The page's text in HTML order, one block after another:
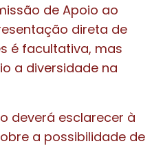
de Apoio ao
direta de
é facultativa, mas
a diversidade na
deverá esclarecer à
a possibilidade de